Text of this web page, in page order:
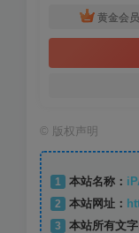
黄金会员
© 版权声明
1 本站名称：
2
本站网址：
3
本站所有文